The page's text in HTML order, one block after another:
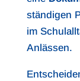
ständigen
im
Anlässen.